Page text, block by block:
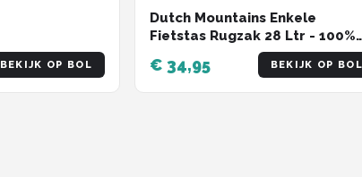
BEKIJK OP BOL
Dutch Mountains Enkele
Fietstas Rugzak 28 Ltr - 100%
Waterdicht - Fietstas,
Schoudertas en Rugtas in 1 -
Zwart
€ 34,95 BEKIJK OP BOL